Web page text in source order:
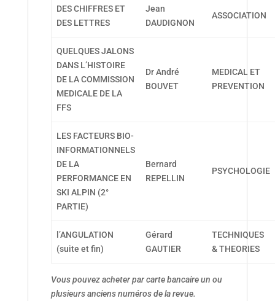
DES CHIFFRES ET
DES LETTRES
Jean
DAUDIGNON
ASSOCIATION
QUELQUES JALONS
DANS L’HISTOIRE
DE LA COMMISSION
MEDICALE DE LA
FFS
Dr André
BOUVET
MEDICAL ET
PREVENTION
LES FACTEURS BIO-
INFORMATIONNELS
DE LA
PERFORMANCE EN
SKI ALPIN (2°
PARTIE)
Bernard
REPELLIN
PSYCHOLOGIE
l’ANGULATION
(suite et fin)
Gérard
GAUTIER
TECHNIQUES
& THEORIES
Vous pouvez acheter par carte bancaire un ou
plusieurs anciens numéros de la revue.